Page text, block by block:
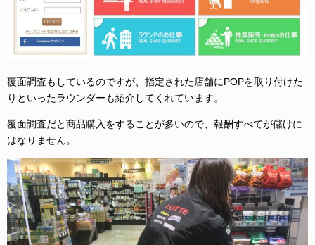
覆面調査もしているのですが、指定された店舗にPOPを取り付けた
りといったラウンダーも紹介してくれています。
覆面調査だと商品購入をすることが多いので、報酬すべてが儲けに
はなりません。